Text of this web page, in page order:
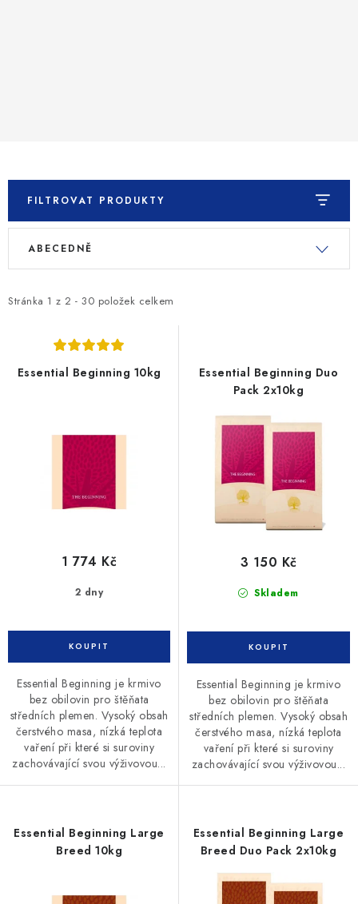
FILTROVAT PRODUKTY
V
i
Stránka 1 z 2 - 30 položek celkem
Ř
e
p
ABECEDNĚ
Essential Beginning 10kg
2 dny
1 774 Kč
Essential Beginning je krmivo
bez obilovin pro štěňata
středních plemen. Vysoký obsah
čerstvého masa, nízká teplota
vaření při které si suroviny
zachovávající svou výživovou...
Essential Beginning Duo
Pack 2x10kg
Skladem
3 150 Kč
Essential Beginning je krmivo
bez obilovin pro štěňata
středních plemen. Vysoký obsah
čerstvého masa, nízká teplota
vaření při které si suroviny
zachovávající svou výživovou...
Essential Beginning Large
Breed 10kg
Essential Beginning Large
Breed Duo Pack 2x10kg